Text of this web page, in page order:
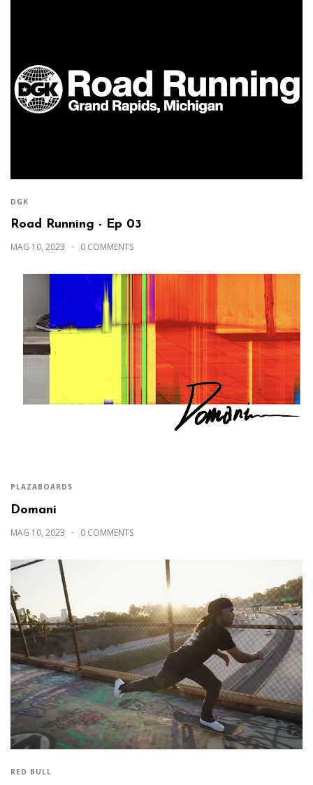
DGK
Road Running - Ep 03
MAG 10, 2023 0 COMMENTS
PLAZABOARDS
Domani
MAG 10, 2023 0 COMMENTS
RED BULL